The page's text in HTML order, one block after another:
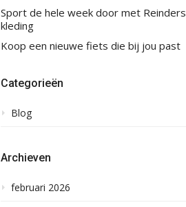
Sport de hele week door met Reinders
kleding
Koop een nieuwe fiets die bij jou past
Categorieën
Blog
Archieven
februari 2026